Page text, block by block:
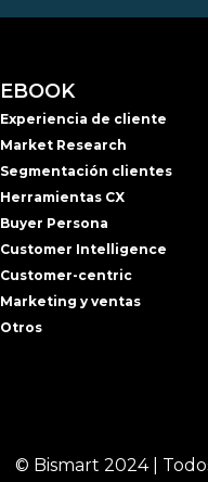
EBOOK
Experiencia de cliente
Market Research
Segmentación clientes
Herramientas CX
Buyer Persona
Customer Intelligence
Customer-centric
Marketing y ventas
Otros
© Bismart 2024 |